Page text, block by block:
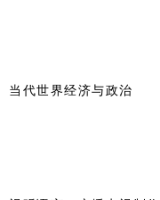
当代世界经济与政治